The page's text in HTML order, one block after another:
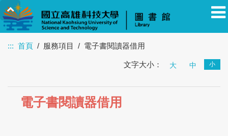
其他 訪客
::: 首頁 服務項目 電子書閱讀器借用
文字大小： 大 中 小
電子書閱讀器借用